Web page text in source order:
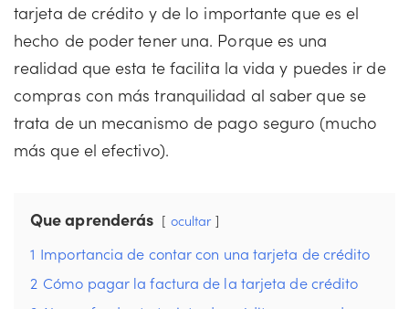
tarjeta de crédito y de lo importante que es el
hecho de poder tener una. Porque es una
realidad que esta te facilita la vida y puedes ir de
compras con más tranquilidad al saber que se
trata de un mecanismo de pago seguro (mucho
más que el efectivo).
Que aprenderás ocultar
1 Importancia de contar con una tarjeta de crédito
2 Cómo pagar la factura de la tarjeta de crédito